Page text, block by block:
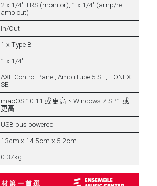
2 x 1/4" TRS (monitor), 1 x 1/4" (amp/re-
amp out)
In/Out
1 x Type B
1 x 1/4"
AXE Control Panel, AmpliTube 5 SE, TONEX
SE
macOS 10.11 或更高、Windows 7 SP1 或
更高
USB bus powered
13cm x 14.5cm x 5.2cm
0.37kg